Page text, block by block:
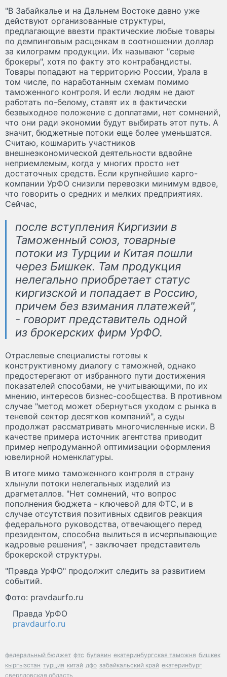
"В Забайкалье и на Дальнем Востоке давно уже
действуют организованные структуры,
предлагающие ввезти практические любые товары
по демпинговым расценкам в соотношении доллар
за килограмм продукции. Их называют "серые
брокеры", хотя по факту это контрабандисты.
Товары попадают на территорию России, Урала в
том числе, по наработанным схемам помимо
таможенного контроля. И если людям не дают
работать по-белому, ставят их в фактически
безвыходное положение с доплатами, нет сомнений,
что они ради экономии будут выбирать этот путь. А
значит, бюджетные потоки еще более уменьшатся.
Считаю, кошмарить участников
внешнеэкономической деятельности вдвойне
неприемлемым, когда у многих просто нет
достаточных средств. Если крупнейшие карго-
компании УрФО снизили перевозки минимум вдвое,
что говорить о средних и мелких предприятиях.
Сейчас,
после вступления Киргизии в
Таможенный союз, товарные
потоки из Турции и Китая пошли
через Бишкек. Там продукция
нелегально приобретает статус
киргизской и попадает в Россию,
причем без взимания платежей",
- говорит представитель одной
из брокерских фирм УрФО.
Отраслевые специалисты готовы к
конструктивному диалогу с таможней, однако
предостерегают от избранного пути достижения
показателей способами, не учитывающими, по их
мнению, интересов бизнес-сообщества. В противном
случае "метод может обернуться уходом с рынка в
теневой сектор десятков компаний", а суды
продолжат рассматривать многочисленные иски. В
качестве примера источник агентства приводит
пример непродуманной оптимизации оформления
ювелирной номенклатуры.
В итоге мимо таможенного контроля в страну
хлынули потоки нелегальных изделий из
драгметаллов. "Нет сомнений, что вопрос
пополнения бюджета - ключевой для ФТС, и в
случае отсутствия позитивных сдвигов реакция
федерального руководства, отвечающего перед
президентом, способна вылиться в исчерпывающие
кадровые решения", - заключает представитель
брокерской структуры.
"Правда УрФО" продолжит следить за развитием
событий.
Фото: pravdaurfo.ru
Правда УрФО
pravdaurfo.ru
федеральный бюджет фтс булавин екатеринбургская таможня бишкек
кыргызстан турция китай дфо забайкальский край екатеринбург
свердловская область